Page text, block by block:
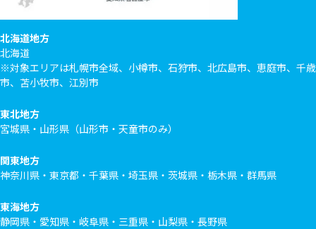
北海道地方
北海道
※対象エリアは札幌市全域、小樽市、石狩市、北広島市、恵庭市、千歳
市、苫小牧市、江別市
東北地方
宮城県・山形県（山形市・天童市のみ）
関東地方
神奈川県・東京都・千葉県・埼玉県・茨城県・栃木県・群馬県
東海地方
静岡県・愛知県・岐阜県・三重県・山梨県・長野県